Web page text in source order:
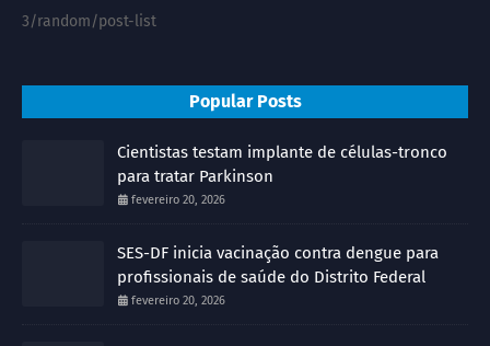
3/random/post-list
Popular Posts
Cientistas testam implante de células-tronco
para tratar Parkinson
fevereiro 20, 2026
SES-DF inicia vacinação contra dengue para
profissionais de saúde do Distrito Federal
fevereiro 20, 2026